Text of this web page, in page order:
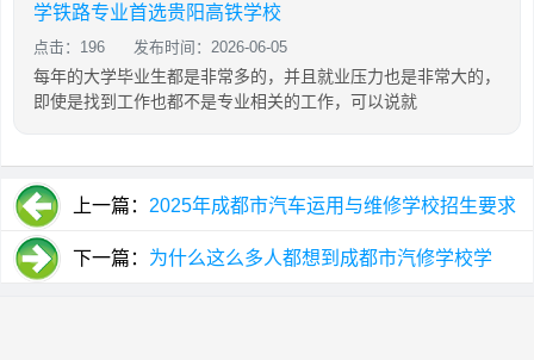
学铁路专业首选贵阳高铁学校
点击：196 发布时间：2026-06-05
每年的大学毕业生都是非常多的，并且就业压力也是非常大的，
即使是找到工作也都不是专业相关的工作，可以说就
上一篇： 2025年成都市汽车运用与维修学校招生要求
下一篇： 为什么这么多人都想到成都市汽修学校学